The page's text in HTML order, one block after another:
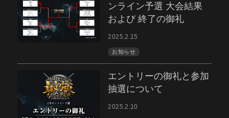
ンライン予選 大会結果
および 終了の御礼
2025.2.15
お知らせ
エントリーの御礼と参加
抽選について
2025.2.10